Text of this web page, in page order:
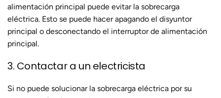
alimentación principal puede evitar la sobrecarga
eléctrica. Esto se puede hacer apagando el disyuntor
principal o desconectando el interruptor de alimentación
principal.
3. Contactar a un electricista
Si no puede solucionar la sobrecarga eléctrica por su